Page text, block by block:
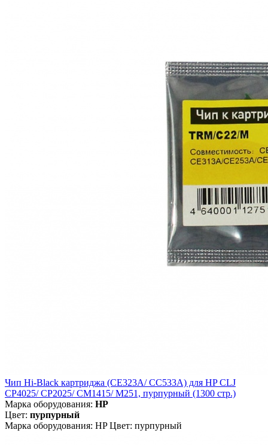
Чип Hi-Black картриджа (CE323A/ CC533A) для HP CLJ
CP4025/ CP2025/ CM1415/ M251, пурпурный (1300 стр.)
Марка оборудования: HP
Цвет: пурпурный
Марка оборудования: HP Цвет: пурпурный